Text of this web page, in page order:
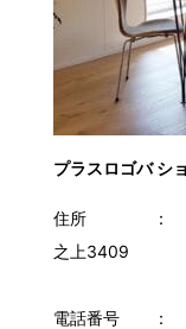
プラスロゴバ シ
住所 ： 〒
之上3409
MOVス
電話番号 ：